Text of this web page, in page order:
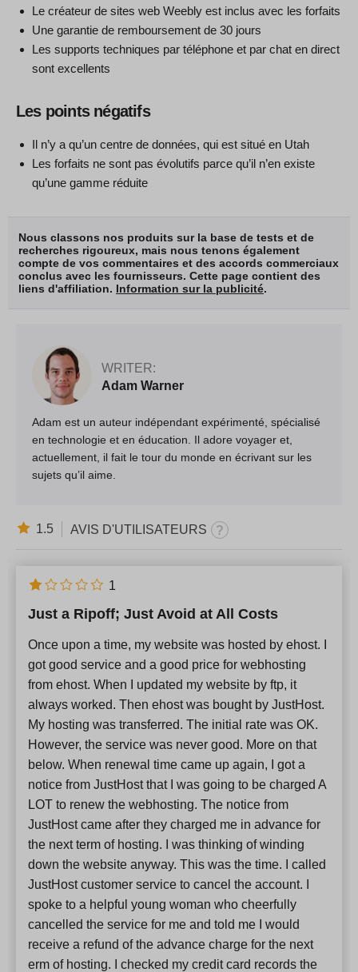
Le créateur de sites web Weebly est inclus avec les forfaits
Une garantie de remboursement de 30 jours
Les supports techniques par téléphone et par chat en direct
sont excellents
Les points négatifs
Il n’y a qu’un centre de données, qui est situé en Utah
Les forfaits ne sont pas évolutifs parce qu’il n’en existe
qu’une gamme réduite
Nous classons nos produits sur la base de tests et de
recherches rigoureux, mais nous tenons également
compte de vos commentaires et des accords commerciaux
conclus avec les fournisseurs. Cette page contient des
liens d'affiliation. Information sur la publicité.
WRITER:
Adam Warner
Adam est un auteur indépendant expérimenté, spécialisé
en technologie et en éducation. Il adore voyager et,
actuellement, il fait le tour du monde en écrivant sur les
sujets qu’il aime.
1.5 AVIS D'UTILISATEURS
Just a Ripoff; Just Avoid at All Costs
Once upon a time, my website was hosted by ehost. I
got good service and a good price for webhosting
from ehost. When I updated my website by ftp, it
always worked. Then ehost was bought by JustHost.
My hosting was transferred. The initial rate was OK.
However, the service was never good. More on that
below. When renewal time came up again, I got a
notice from JustHost that I was going to be charged A
LOT to renew the webhosting. The notice from
JustHost came after they charged me in advance for
the next term of hosting. I was thinking of winding
down the website anyway. This was the time. I called
JustHost customer service to cancel the account. I
spoke to a helpful young woman who cheerfully
cancelled the service for me and told me I would
receive a refund of the advance charge for the next
erm of hosting. I checked my credit card records the
1